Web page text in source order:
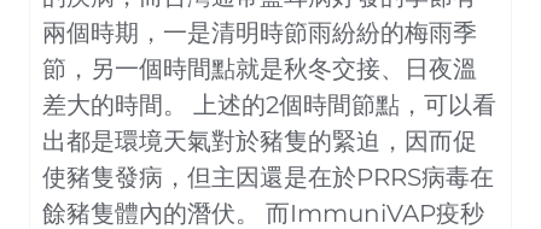
兩個時期，一是清明時節雨紛紛的梅雨季
節，另一個時間點就是秋冬交接、日夜溫
差大的時間。 上述的2個時間節點，可以看
出都是環境天氣對於豬隻的緊迫，因而促
使豬隻發病，但主因還是在於PRRS病毒在
餘豬隻體內的潛伏。 而ImmuniVAP疫秒